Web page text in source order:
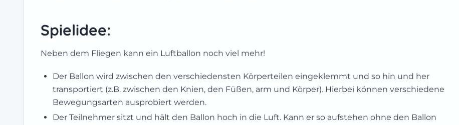
Spielidee:
Neben dem Fliegen kann ein Luftballon noch viel mehr!
Der Ballon wird zwischen den verschiedensten Körperteilen eingeklemmt und so hin und her
transportiert (z.B. zwischen den Knien, den Füßen, arm und Körper). Hierbei können verschiedene
Bewegungsarten ausprobiert werden.
Der Teilnehmer sitzt und hält den Ballon hoch in die Luft. Kann er so aufstehen ohne den Ballon